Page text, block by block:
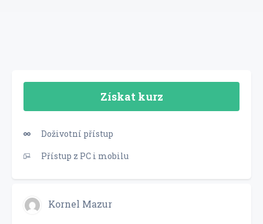
Získat kurz
Doživotní přístup
Přístup z PC i mobilu
Kornel Mazur